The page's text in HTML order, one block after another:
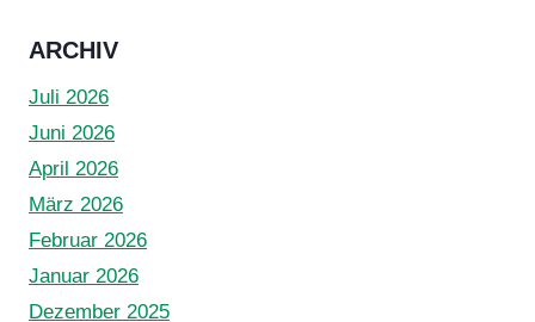
ARCHIV
Juli 2026
Juni 2026
April 2026
März 2026
Februar 2026
Januar 2026
Dezember 2025